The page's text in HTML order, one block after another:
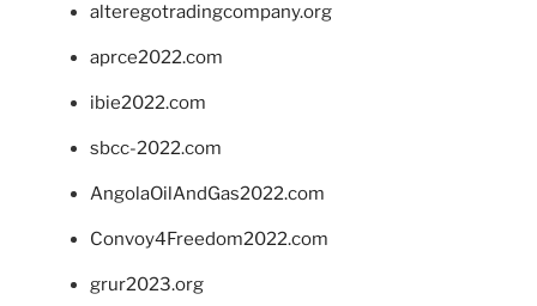
alteregotradingcompany.org
aprce2022.com
ibie2022.com
sbcc-2022.com
AngolaOilAndGas2022.com
Convoy4Freedom2022.com
grur2023.org